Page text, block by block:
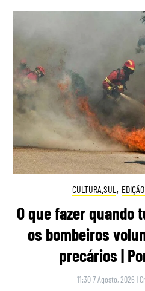
CULTURA.SUL ,
O que fazer quando
os bombeiros
precários |
11:30 7 Agosto, 2026 |